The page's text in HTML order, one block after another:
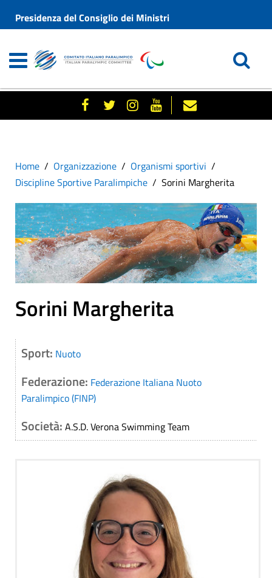
Presidenza del Consiglio dei Ministri
Home Organizzazione
Organismi sportivi
Discipline Sportive Paralimpiche
Sorini Margherita
Sorini Margherita
Sport: Nuoto
Federazione: Federazione Italiana Nuoto
Paralimpico (FINP)
Società: A.S.D. Verona Swimming Team